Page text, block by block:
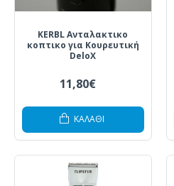
KERBL Ανταλακτικο
κοπτικο για Κουρευτική
DeloX
11,80€
ΚΑΛΆΘΙ